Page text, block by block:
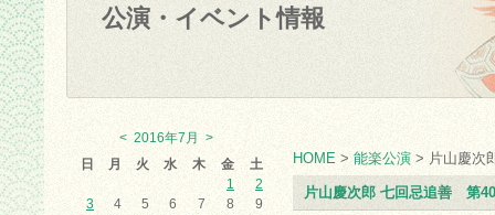
公演・イベント情報
HOME > 能楽公演 > 片山慶次
片山慶次郎 七回忌追善 第
< 2016年7月
>
日
月 火 水 木 金
土
1
2
3
4 5 6 7 8
9